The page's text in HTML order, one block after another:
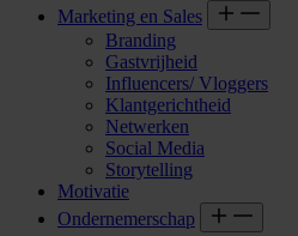
Marketing en Sales
Branding
Gastvrijheid
Influencers/ Vloggers
Klantgerichtheid
Netwerken
Social Media
Storytelling
Motivatie
Ondernemerschap